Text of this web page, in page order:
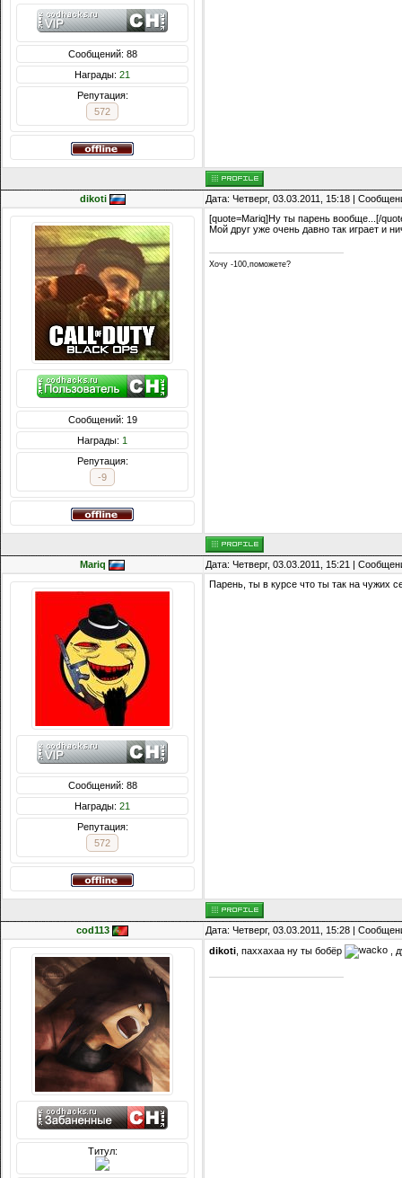
Сообщений: 88
Награды: 21
Репутация:
572
dikoti Дата: Четверг, 03.03.2011, 15:18 |
Сообщений: 19
Награды: 1
Репутация:
-9
[quote=Mariq]Ну ты парень вообще...[/
Мой друг уже очень давно так играет и
Хочу -100,поможете?
Mariq Дата: Четверг, 03.03.2011, 15:21 |
Сообщений: 88
Награды: 21
Репутация:
572
Парень, ты в курсе что ты так на чужих
cod113 Дата: Четверг, 03.03.2011, 15:28 |
Титул:
dikoti , паххахаа ну ты бобёр ,